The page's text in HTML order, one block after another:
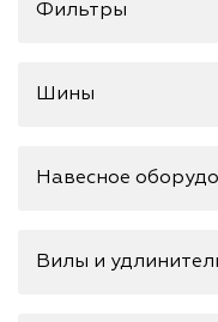
Фильтры
Шины
Навесное
Вилы и